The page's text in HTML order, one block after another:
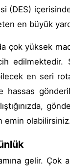
(DES)
en büyük
çok yüksek
edilmektedir.
en seri
emin
gelir.